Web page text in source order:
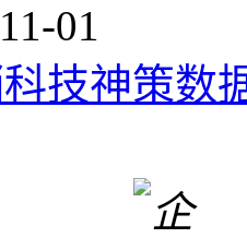
01
技神策数